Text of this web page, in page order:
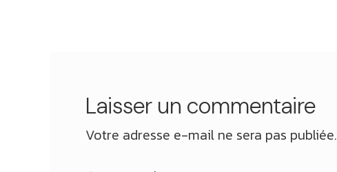
Laisser un commentaire
Votre adresse e-mail ne sera pas publiée.